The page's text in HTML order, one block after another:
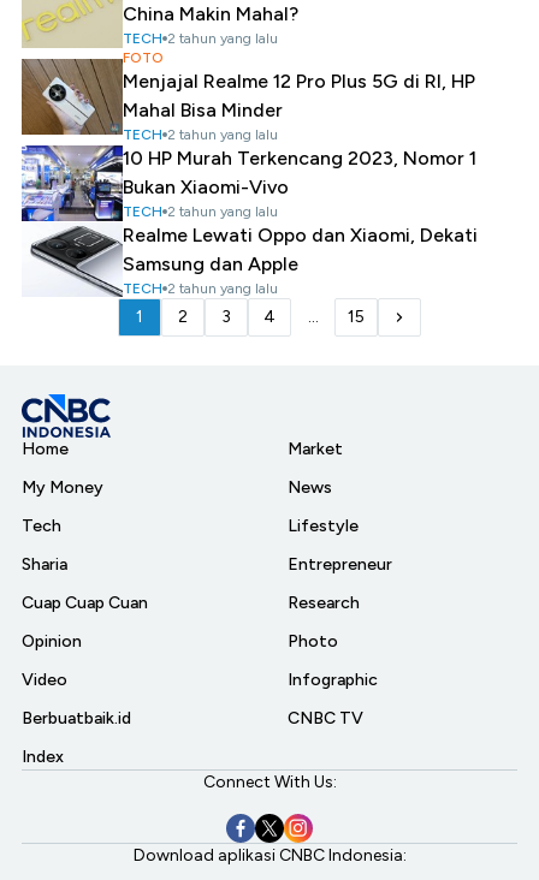
China Makin Mahal?
TECH 2 tahun yang lalu
FOTO
Menjajal Realme 12 Pro Plus 5G di RI, HP
Mahal Bisa Minder
TECH 2 tahun yang lalu
10 HP Murah Terkencang 2023, Nomor 1
Bukan Xiaomi-Vivo
TECH 2 tahun yang lalu
Realme Lewati Oppo dan Xiaomi, Dekati
Samsung dan Apple
TECH 2 tahun yang lalu
1 2 3 4 ... 15
Home
My Money
Tech
Sharia
Cuap Cuap Cuan
Opinion
Video
Berbuatbaik.id
Index
Market
News
Lifestyle
Entrepreneur
Research
Photo
Infographic
CNBC TV
Connect With Us:
Download aplikasi CNBC Indonesia: